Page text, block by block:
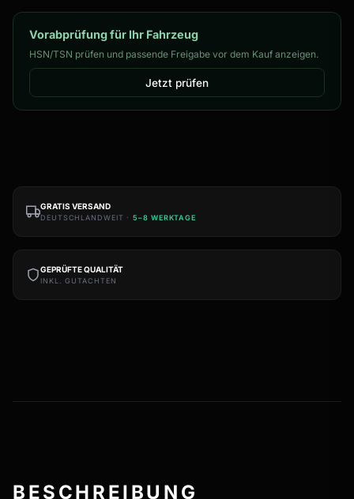
Vorabprüfung für Ihr Fahrzeug
HSN/TSN prüfen und passende Freigabe vor dem Kauf anzeigen.
Jetzt prüfen
GRATIS VERSAND
DEUTSCHLANDWEIT ·5–8 WERKTAGE
GEPRÜFTE QUALITÄT
INKL. GUTACHTEN
BESCHREIBUNG